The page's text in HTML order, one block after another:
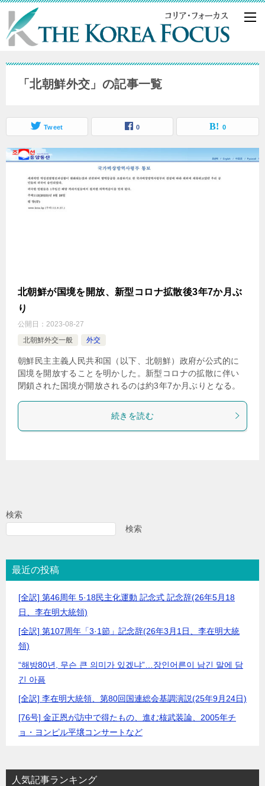
「北朝鮮外交」の記事一覧
Tweet 0 0
北朝鮮が国境を開放、新型コロナ拡散後3年7か月ぶ
り
公開日： 2023-08-27
北朝鮮外交一般
外交
朝鮮民主主義人民共和国（以下、北朝鮮）政府が公式的に
国境を開放することを明かした。新型コロナの拡散に伴い
閉鎖された国境が開放されるのは約3年7か月ぶりとなる。
続きを読む
検索
検索
最近の投稿
[全訳] 第46周年 5·18民主化運動 記念式 記念辞(26年5月18
日、李在明大統領)
[全訳] 第107周年「3·1節」記念辞(26年3月1日、李在明大統
領)
“해방80년, 무슨 큰 의미가 있겠냐”…장인어른이 남긴 말에 담
긴 아픔
[全訳] 李在明大統領、第80回国連総会基調演説(25年9月24日)
[76号] 金正恩が訪中で得たもの、進む核武装論、2005年チ
ョ・ヨンピル平壌コンサートなど
人気記事ランキング